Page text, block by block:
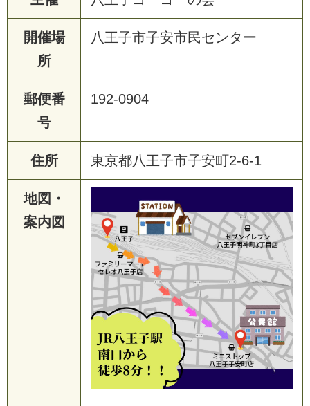
開催場
所
八王子市子安市民センター
郵便番
号
192-0904
住所 東京都八王子市子安町2-6-1
地図・
案内図